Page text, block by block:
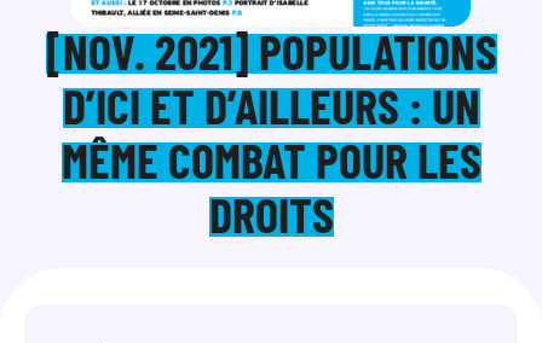
[NOV. 2021] POPULATIONS
D’ICI ET D’AILLEURS : UN
MÊME COMBAT POUR LES
DROITS